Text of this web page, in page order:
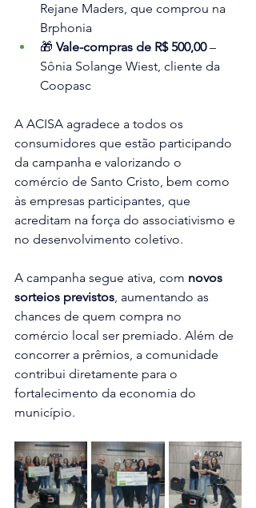
Rejane Maders, que comprou na
Brphonia
🎁 Vale-compras de R$ 500,00 –
Sônia Solange Wiest, cliente da
Coopasc
A ACISA agradece a todos os
consumidores que estão participando
da campanha e valorizando o
comércio de Santo Cristo, bem como
às empresas participantes, que
acreditam na força do associativismo e
no desenvolvimento coletivo.
A campanha segue ativa, com novos
sorteios previstos, aumentando as
chances de quem compra no
comércio local ser premiado. Além de
concorrer a prêmios, a comunidade
contribui diretamente para o
fortalecimento da economia do
município.